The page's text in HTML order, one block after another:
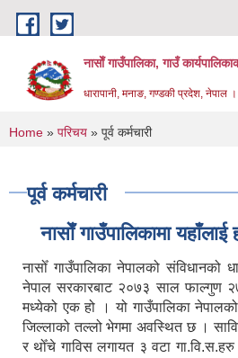
Skip to main content
नासाेँ गाउँपालिका, गाउँ
धारापानी, मनाङ, गण्डकी प्रदेश, नेपाल ।
You are here
Home » परिचय » पूर्व कर्मचारी
पूर्व कर्मचारी
नासाेँ गाउँपालिकामा यहाँलाई
नासोँ गाउँपालिका नेपालको संविधानको
नेपाल सरकारबाट २०७३ साल फाल्गुण
मध्येको एक हो । यो गाउँपालिका
जिल्लाको तल्लो भेगमा अवस्थित छ ।
र थोँचे गाविस लगायत ३ वटा